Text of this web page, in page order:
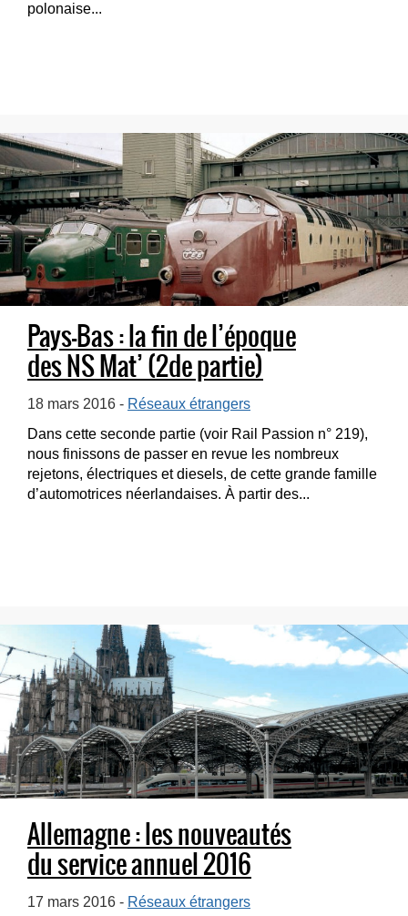
polonaise...
Pays-Bas : la fin de l’époque
des NS Mat’ (2de partie)
18 mars 2016 - Réseaux étrangers
Dans cette seconde partie (voir Rail Passion n° 219),
nous finissons de passer en revue les nombreux
rejetons, électriques et diesels, de cette grande famille
d’automotrices néerlandaises. À partir des...
Allemagne : les nouveautés
du service annuel 2016
17 mars 2016 - Réseaux étrangers